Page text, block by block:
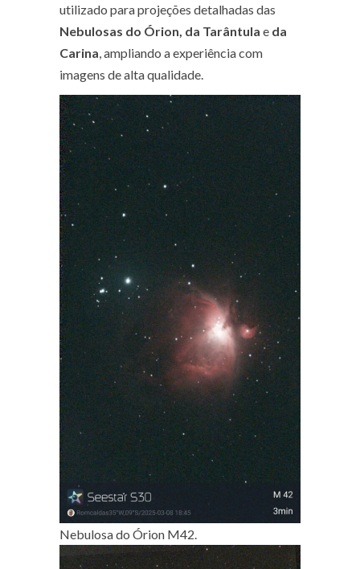
utilizado para projeções detalhadas das
Nebulosas do Órion, da Tarântula e da
Carina , ampliando a experiência com
imagens de alta qualidade.
Nebulosa do Órion M42.